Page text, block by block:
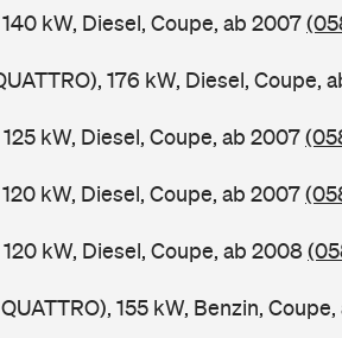
kW, Diesel, Coupe, ab 2007
176 kW, Diesel, Coupe,
kW, Diesel, Coupe, ab 2007
kW, Diesel, Coupe, ab 2007
kW, Diesel, Coupe, ab 2008
155 kW, Benzin,